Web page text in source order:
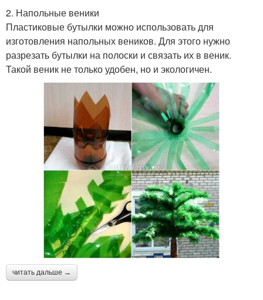
2. Напольные веники
Пластиковые бутылки можно использовать для
изготовления напольных веников. Для этого нужно
разрезать бутылки на полоски и связать их в веник.
Такой веник не только удобен, но и экологичен.
читать дальше →